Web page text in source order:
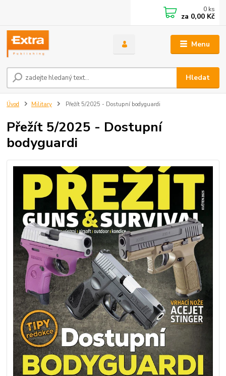
Menu
Hledat
0 ks
za 0,00 Kč
Úvod Military Přežít 5/2025 - Dostupní bodyguardi
Přežít 5/2025 - Dostupní
bodyguardi